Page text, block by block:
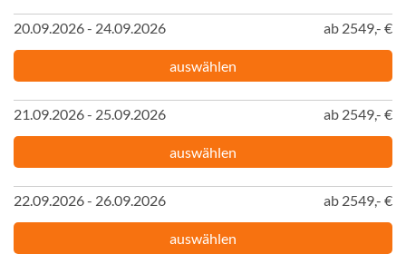
20.09.2026 - 24.09.2026 ab 2549,- €
auswählen
21.09.2026 - 25.09.2026 ab 2549,- €
auswählen
22.09.2026 - 26.09.2026 ab 2549,- €
auswählen